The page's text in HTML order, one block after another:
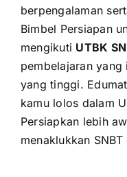
berpengalaman
Bimbel Persiapan
mengikuti UTBK
pembelajaran
yang tinggi.
kamu lolos dalam
Persiapkan lebih
menaklukkan